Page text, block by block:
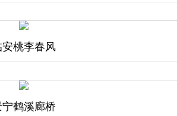
安桃李春风
宁鹤溪廊桥